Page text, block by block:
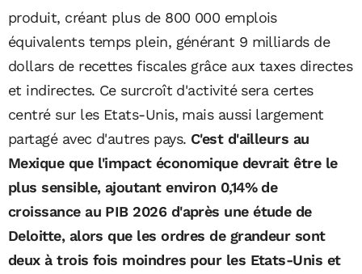
produit, créant plus de 800 000 emplois
équivalents temps plein, générant 9 milliards de
dollars de recettes fiscales grâce aux taxes directes
et indirectes. Ce surcroît d'activité sera certes
centré sur les Etats-Unis, mais aussi largement
partagé avec d'autres pays. C'est d'ailleurs au
Mexique que l'impact économique devrait être le
plus sensible, ajoutant environ 0,14% de
croissance au PIB 2026 d'après une étude de
Deloitte, alors que les ordres de grandeur sont
deux à trois fois moindres pour les Etats-Unis et